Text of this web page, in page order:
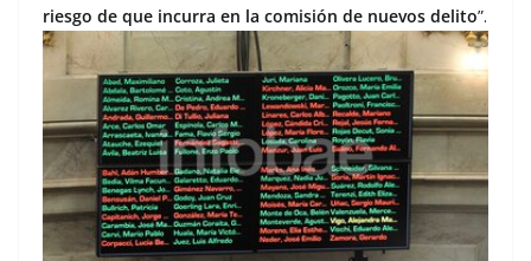
riesgo de que incurra en la comisión de nuevos delito”.